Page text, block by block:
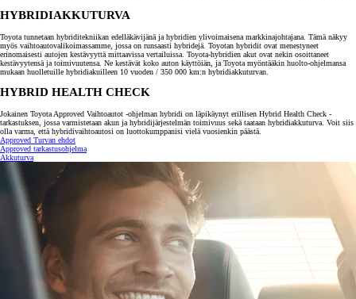
HYBRIDIAKKUTURVA
Toyota tunnetaan hybriditekniikan edelläkävijänä ja hybridien ylivoimaisena markkinajohtajana. Tämä näkyy
myös vaihtoautovalikoimassamme, jossa on runsaasti hybridejä. Toyotan hybridit ovat menestyneet
erinomaisesti autojen kestävyyttä mittaavissa vertailuissa. Toyota-hybridien akut ovat nekin osoittaneet
kestävyytensä ja toimivuutensa. Ne kestävät koko auton käyttöiän, ja Toyota myöntääkin huolto-ohjelmansa
mukaan huolletuille hybridiakuilleen 10 vuoden / 350 000 km:n hybridiakkuturvan.
HYBRID HEALTH CHECK
Jokainen Toyota Approved Vaihtoautot -ohjelman hybridi on läpikäynyt erillisen Hybrid Health Check -
tarkastuksen, jossa varmistetaan akun ja hybridijärjestelmän toimivuus sekä taataan hybridiakkuturva. Voit siis
olla varma, että hybridivaihtoautosi on luottokumppanisi vielä vuosienkin päästä.
Approved Turvan ehdot
Approved tarkastusohjelma
Akkuturva